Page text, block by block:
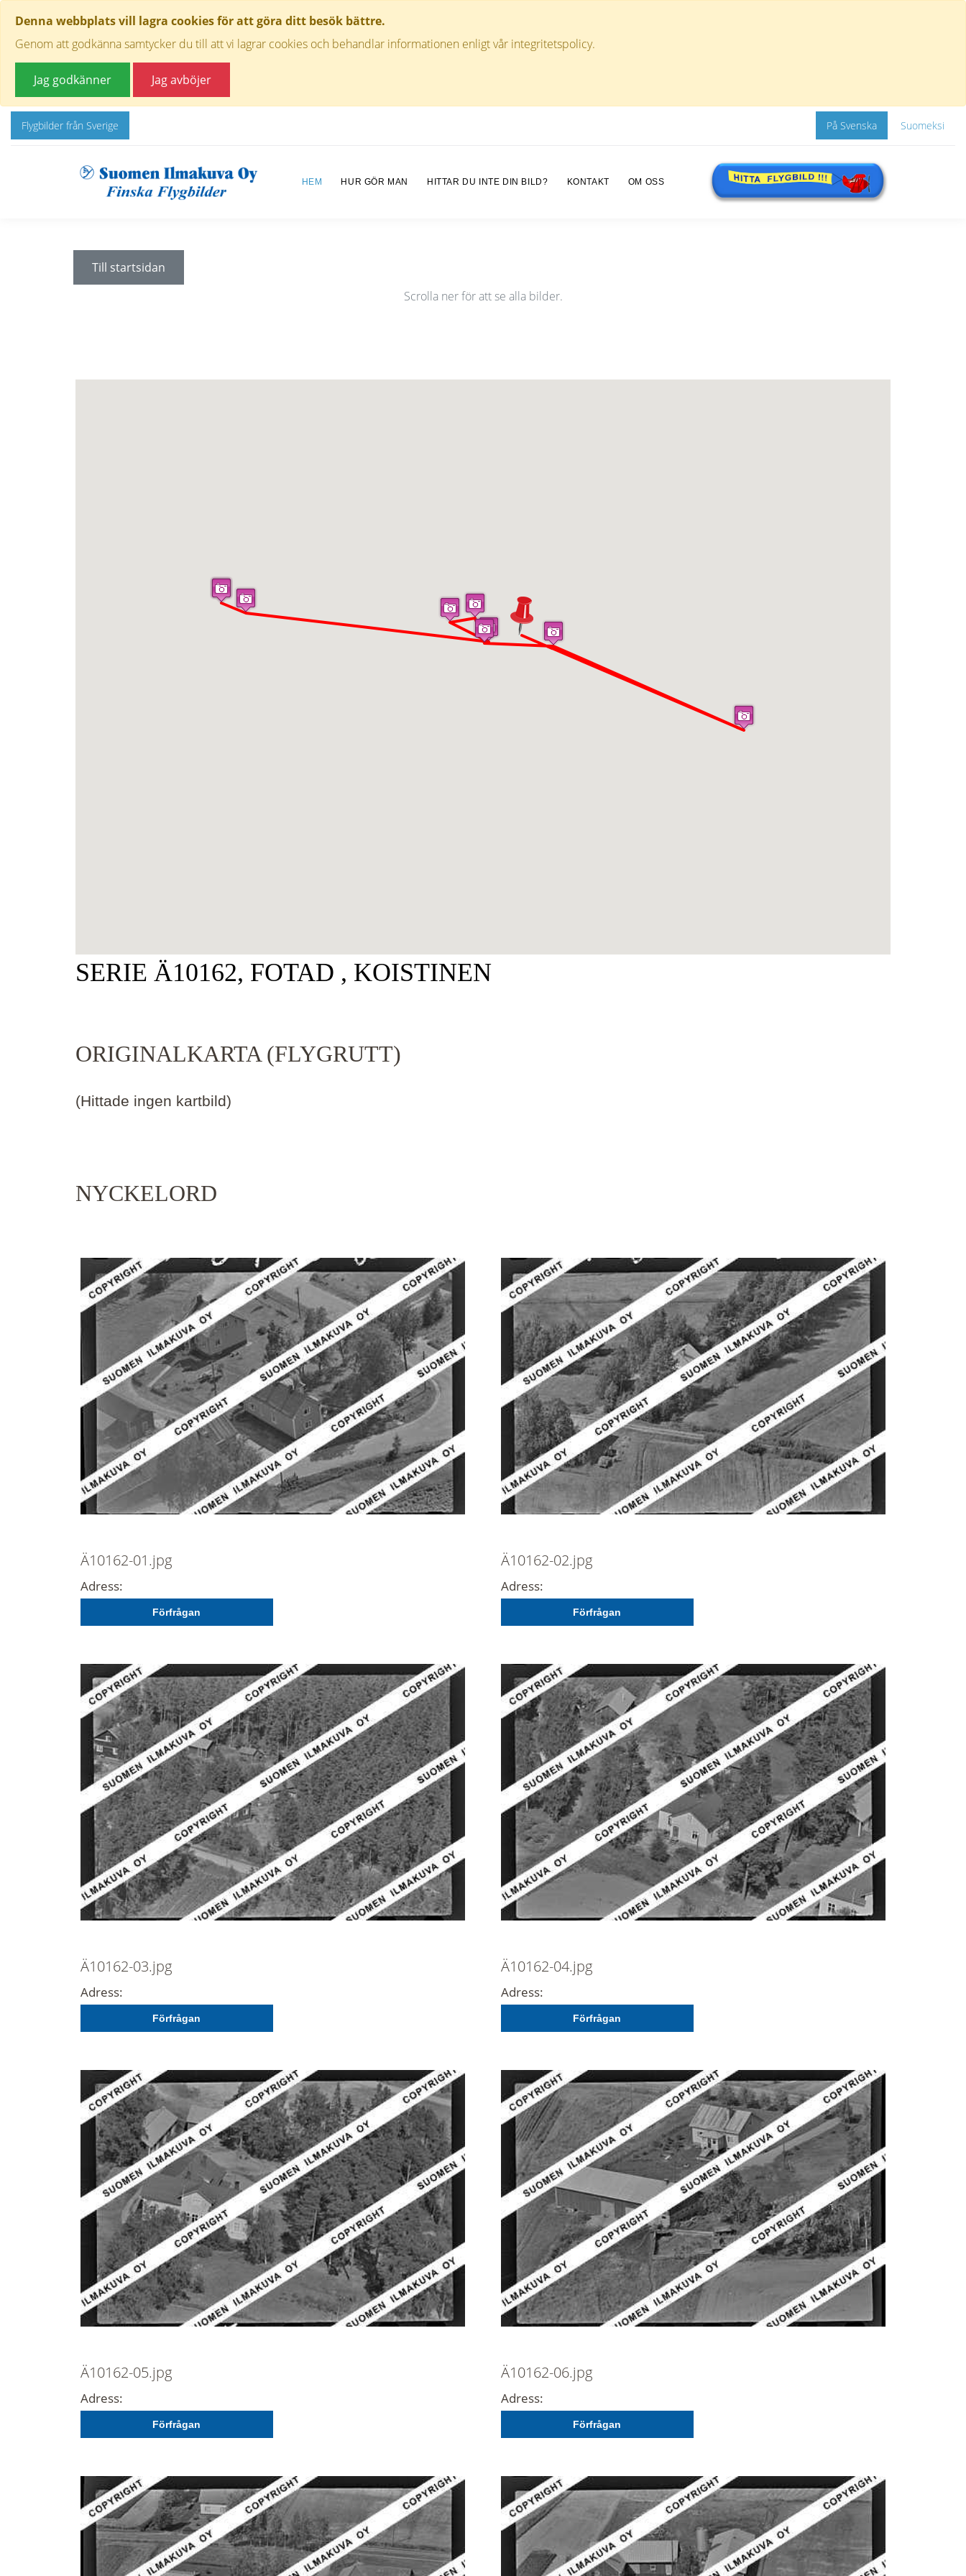
Denna webbplats vill lagra cookies för att göra ditt besök bättre.
Genom att godkänna samtycker du till att vi lagrar cookies och behandlar informationen enligt vår integritetspolicy.
Jag godkänner Jag avböjer
Flygbilder från Sverige På Svenska Suomeksi
HEM HUR GÖR MAN HITTAR DU INTE DIN BILD? KONTAKT OM OSS
Till startsidan
Scrolla ner för att se alla bilder.
SERIE Ä10162, FOTAD , KOISTINEN
ORIGINALKARTA (FLYGRUTT)
(Hittade ingen kartbild)
NYCKELORD
Ä10162-01.jpg
Adress:
Förfrågan
Ä10162-02.jpg
Adress:
Förfrågan
Ä10162-03.jpg
Adress:
Förfrågan
Ä10162-04.jpg
Adress:
Förfrågan
Ä10162-05.jpg
Adress:
Förfrågan
Ä10162-06.jpg
Adress:
Förfrågan